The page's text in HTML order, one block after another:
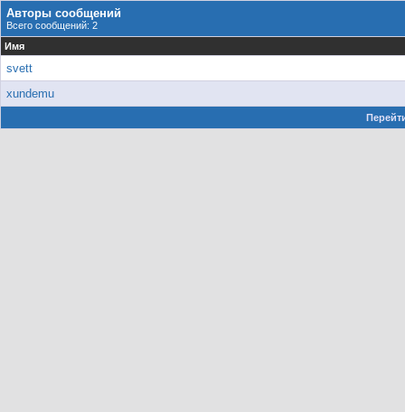
Авторы сообщений
Всего сообщений: 2
Имя
svett
xundemu